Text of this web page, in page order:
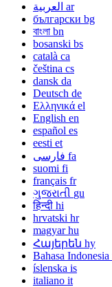
العربية ar
български bg
বাংলা bn
bosanski bs
català ca
čeština cs
dansk da
Deutsch de
Ελληνικά el
English en
español es
eesti et
فارسی fa
suomi fi
français fr
ગુજરાતી gu
हिन्दी hi
hrvatski hr
magyar hu
Հայերեն hy
Bahasa Indonesia
íslenska is
italiano it